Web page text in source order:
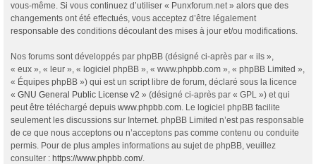
vous-même. Si vous continuez d’utiliser « Punxforum.net » alors que des
changements ont été effectués, vous acceptez d’être légalement
responsable des conditions découlant des mises à jour et/ou modifications.
Nos forums sont développés par phpBB (désigné ci-après par « ils »,
« eux », « leur », « logiciel phpBB », « www.phpbb.com », « phpBB Limited »,
« Équipes phpBB ») qui est un script libre de forum, déclaré sous la licence
« GNU General Public License v2 » (désigné ci-après par « GPL ») et qui
peut être téléchargé depuis www.phpbb.com. Le logiciel phpBB facilite
seulement les discussions sur Internet. phpBB Limited n’est pas responsable
de ce que nous acceptons ou n’acceptons pas comme contenu ou conduite
permis. Pour de plus amples informations au sujet de phpBB, veuillez
consulter : https://www.phpbb.com/.